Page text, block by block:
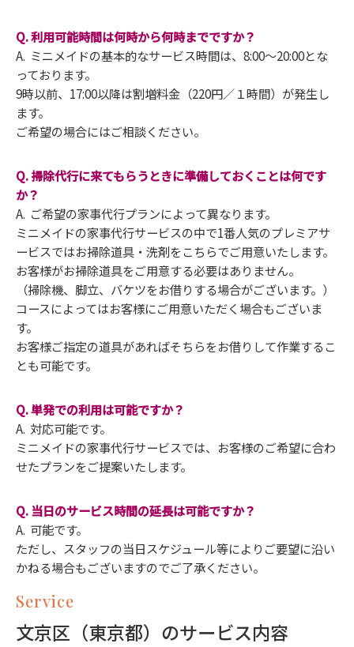
Q. 利用可能時間は何時から何時までですか？
A. ミニメイドの基本的なサービス時間は、8:00～20:00とな
っております。
9時以前、17:00以降は割増料金（220円／１時間）が発生し
ます。
ご希望の場合にはご相談ください。
Q. 掃除代行に来てもらうときに準備しておくことは何です
か？
A. ご希望の家事代行プランによって異なります。
ミニメイドの家事代行サービスの中で1番人気のプレミアサ
ービスではお掃除道具・洗剤をこちらでご用意いたします。
お客様がお掃除道具をご用意する必要はありません。
（掃除機、脚立、バケツをお借りする場合がございます。）
コースによってはお客様にご用意いただく場合もございま
す。
お客様ご指定の道具があればそちらをお借りして作業するこ
とも可能です。
Q. 単発での利用は可能ですか？
A. 対応可能です。
ミニメイドの家事代行サービスでは、お客様のご希望に合わ
せたプランをご提案いたします。
Q. 当日のサービス時間の延長は可能ですか？
A. 可能です。
ただし、スタッフの当日スケジュール等によりご要望に沿い
かねる場合もございますのでご了承ください。
Service
文京区（東京都）のサービス内容